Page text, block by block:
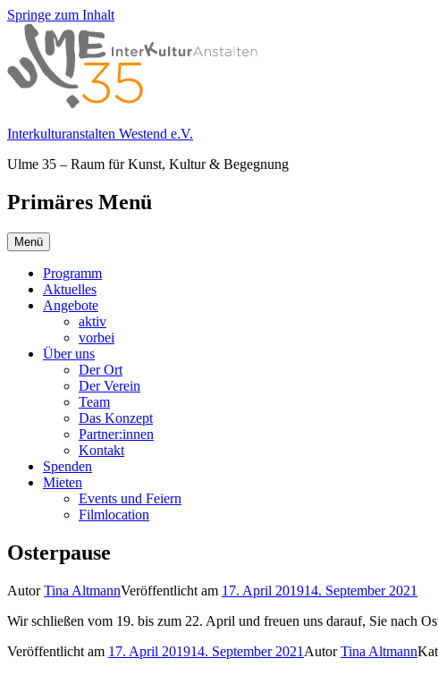
Springe zum Inhalt
Interkulturanstalten Westend e.V.
Ulme 35 – Raum für Kunst, Kultur & Begegnung
Primäres Menü
Menü
Programm
Aktuelles
Angebote
aktiv
vorbei
Über uns
Der Ort
Der Verein
Team
Das Konzept
Partner:innen
Kontakt
Spenden
Mieten
Events und Feiern
Filmlocation
Osterpause
AutorTina AltmannVeröffentlicht am 17. April 201914. September 2021
Wir schließen vom 19. bis zum 22. April und freuen uns darauf, Sie nach
Veröffentlicht am 17. April 201914. September 2021 AutorTina Altmann